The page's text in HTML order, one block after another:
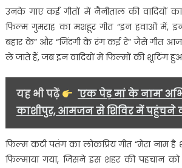
उनके गाए कई गीतों में नैनीताल की वादियों
फिल्म गुमराह का मशहूर गीत “इन हवाओं में,
बहार के” और “जिंदगी के रंग कई रे” जैसे गीत आज
ले जाते हैं, जब इन वादियों में फिल्मों की शूटिंग
यह भी पढ़ें
'एक पेड़ मां के नाम'
काशीपुर, आमजन से शिविर में पहुंचने
फिल्म कटी पतंग का लोकप्रिय गीत “मेरा नाम
फिल्माया गया, जिसने इस शहर की पहचान